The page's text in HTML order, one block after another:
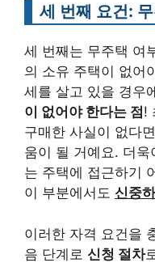
세 번째 요건:
세 번째는 무주택 여
의 소유 주택이 없어
세를 살고 있을 경우
이 없어야 한다는 점 !
구매한 사실이 없다
움이 될 거예요. 더
는 주택에 접근하기
이 부분에서도 신중
이러한 자격 요건을
음 단계로 신청 절차